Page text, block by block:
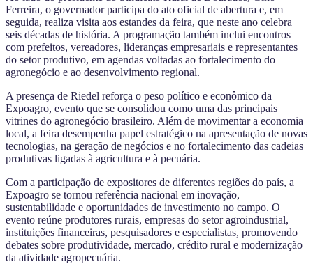
Ferreira, o governador participa do ato oficial de abertura e, em
seguida, realiza visita aos estandes da feira, que neste ano celebra
seis décadas de história. A programação também inclui encontros
com prefeitos, vereadores, lideranças empresariais e representantes
do setor produtivo, em agendas voltadas ao fortalecimento do
agronegócio e ao desenvolvimento regional.
A presença de Riedel reforça o peso político e econômico da
Expoagro, evento que se consolidou como uma das principais
vitrines do agronegócio brasileiro. Além de movimentar a economia
local, a feira desempenha papel estratégico na apresentação de novas
tecnologias, na geração de negócios e no fortalecimento das cadeias
produtivas ligadas à agricultura e à pecuária.
Com a participação de expositores de diferentes regiões do país, a
Expoagro se tornou referência nacional em inovação,
sustentabilidade e oportunidades de investimento no campo. O
evento reúne produtores rurais, empresas do setor agroindustrial,
instituições financeiras, pesquisadores e especialistas, promovendo
debates sobre produtividade, mercado, crédito rural e modernização
da atividade agropecuária.